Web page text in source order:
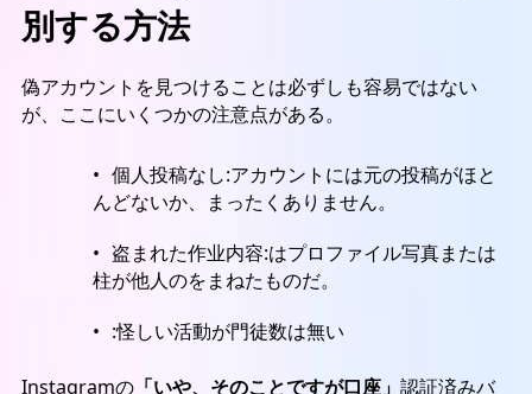
別する方法
偽アカウントを見つけることは必ずしも容易ではない
が、ここにいくつかの注意点がある。
個人投稿なし:アカウントには元の投稿がほと
んどないか、まったくありません。
盗まれた作业内容:はプロファイル写真または
柱が他人のをまねたものだ。
:怪しい活動が門徒数は無い
Instagramの 「いや、そのことですが口座」 認証済みバ